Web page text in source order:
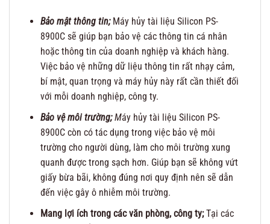
Bảo mật thông tin; Máy hủy tài liệu Silicon PS-
8900C sẽ giúp bạn bảo vệ các thông tin cá nhân
hoặc thông tin của doanh nghiệp và khách hàng.
Việc bảo vệ những dữ liệu thông tin rất nhạy cảm,
bí mật, quan trọng và máy hủy này rất cần thiết đối
với mỗi doanh nghiệp, công ty.
Bảo vệ môi trường;Máy hủy tài liệu Silicon PS-
8900C còn có tác dụng trong việc bảo vệ môi
trường cho người dùng, làm cho môi trường xung
quanh được trong sạch hơn. Giúp bạn sẽ không vứt
giấy bừa bãi, không đúng nơi quy định nên sẽ dẫn
đến việc gây ô nhiễm môi trường.
Mang lợi ích trong các văn phòng, công ty;Tại các